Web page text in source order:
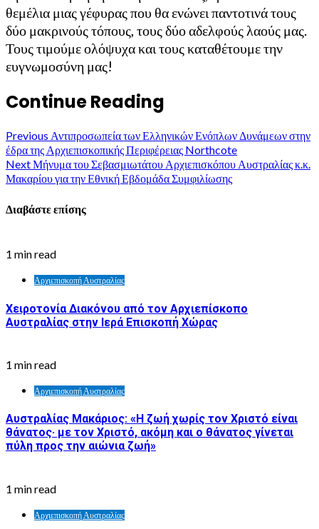
θεμέλια μιας γέφυρας που θα ενώνει παντοτινά τους
δύο μακρινούς τόπους, τους δύο αδελφούς λαούς μας.
Τους τιμούμε ολόψυχα και τους καταθέτουμε την
ευγνωμοσύνη μας!
Continue Reading
Previous Αντιπροσωπεία των Ελληνικών Ενόπλων Δυνάμεων στην
έδρα της Αρχιεπισκοπικής Περιφέρειας Northcote
NextΜήνυμα του Σεβασμιωτάτου Αρχιεπισκόπου Αυστραλίας κ.κ.
Μακαρίου για την Εθνική Εβδομάδα Συμφιλίωσης
Διαβάστε επίσης
1 min read
Αρχιεπισκοπή Αυστραλίας
Χειροτονία Διακόνου από τον Αρχιεπίσκοπο
Αυστραλίας στην Ιερά Επισκοπή Χώρας
1 min read
Αρχιεπισκοπή Αυστραλίας
Αυστραλίας Μακάριος: «Η ζωή χωρίς τον Χριστό είναι
θάνατος· με τον Χριστό, ακόμη και ο θάνατος γίνεται
πύλη προς την αιώνια ζωή»
1 min read
Αρχιεπισκοπή Αυστραλίας